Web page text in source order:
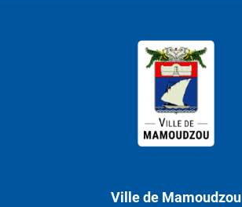
Ville de Mamoudzou